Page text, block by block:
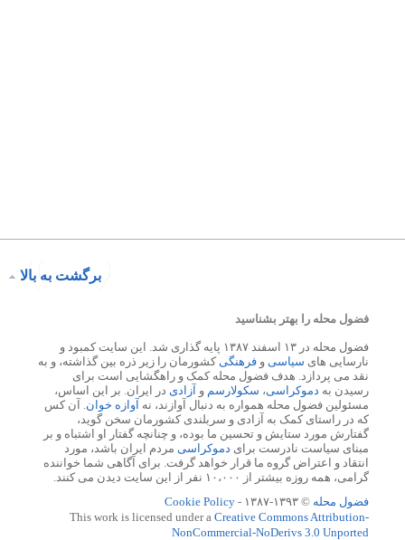
برگشت به بالا
فضول محله را بهتر بشناسید
فضول محله در ۱۳ اسفند ۱۳۸۷ پایه گذاری شد. این سایت کمبود و
نارسایی های سیاسی و فرهنگی کشورمان را زیر ذره بین گذاشته، و به
نقد می پردازد. هدف فضول محله کمک و راهگشایی است برای
رسیدن به دموکراسی، سکولارسم و آزادی در ایران. بر این اساس،
مسئولین فضول محله همواره به دنبال آوازند، نه آوازه خوان . آن کس
که در راستای کمک به آزادی و سربلندی کشورمان سخن گوید،
گفتارش مورد ستایش و تحسین ما بوده، و چنانچه گفتار او اشتباه و بر
مبنای سیاست نادرست برای دموکراسی مردم ایران باشد، مورد
انتقاد و اعتراض گروه ما قرار خواهد گرفت. برای آگاهی شما خواننده
گرامی، همه روزه بیشتر از ۱۰،۰۰۰ نفر از این سایت دیدن می کنند.
فضول محله © ۱۳۹۳-۱۳۸۷ -
Cookie Policy
This work is licensed under a Creative Commons Attribution-
NonCommercial-NoDerivs 3.0 Unported